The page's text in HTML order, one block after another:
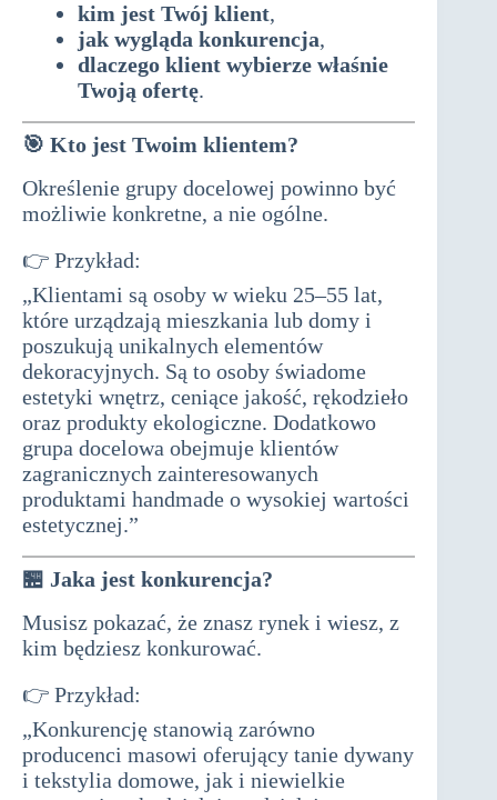
kim jest Twój klient,
jak wygląda konkurencja,
dlaczego klient wybierze właśnie
Twoją ofertę.
🎯 Kto jest Twoim klientem?
Określenie grupy docelowej powinno być
możliwie konkretne, a nie ogólne.
👉 Przykład:
„Klientami są osoby w wieku 25–55 lat,
które urządzają mieszkania lub domy i
poszukują unikalnych elementów
dekoracyjnych. Są to osoby świadome
estetyki wnętrz, ceniące jakość, rękodzieło
oraz produkty ekologiczne. Dodatkowo
grupa docelowa obejmuje klientów
zagranicznych zainteresowanych
produktami handmade o wysokiej wartości
estetycznej.”
🏪 Jaka jest konkurencja?
Musisz pokazać, że znasz rynek i wiesz, z
kim będziesz konkurować.
👉 Przykład:
„Konkurencję stanowią zarówno
producenci masowi oferujący tanie dywany
i tekstylia domowe, jak i niewielkie